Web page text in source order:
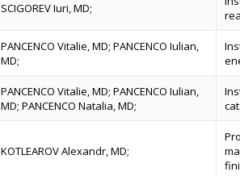
SCIGOREV Iuri, MD;
PANCENCO Vitalie, MD; PANCENCO Iulian,
MD;
PANCENCO Vitalie, MD; PANCENCO Iulian,
MD; PANCENCO Natalia, MD;
KOTLEAROV Alexandr, MD;